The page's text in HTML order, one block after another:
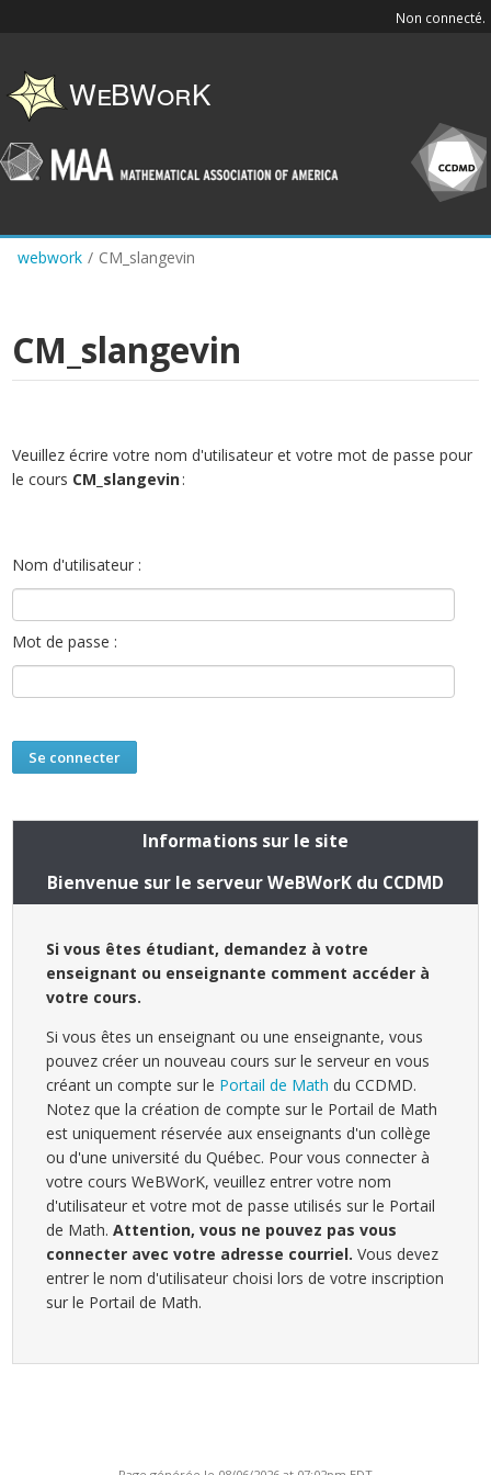
content
Non connecté.
webwork / CM_slangevin
CM_slangevin
Veuillez écrire votre nom d'utilisateur et votre mot de passe pour
le cours CM_slangevin:
Nom d'utilisateur :
Mot de passe :
Informations sur le site
Bienvenue sur le serveur WeBWorK du CCDMD
Si vous êtes étudiant, demandez à votre
enseignant ou enseignante comment accéder à
votre cours.
Si vous êtes un enseignant ou une enseignante, vous
pouvez créer un nouveau cours sur le serveur en vous
créant un compte sur le Portail de Math du CCDMD.
Notez que la création de compte sur le Portail de Math
est uniquement réservée aux enseignants d'un collège
ou d'une université du Québec. Pour vous connecter à
votre cours WeBWorK, veuillez entrer votre nom
d'utilisateur et votre mot de passe utilisés sur le Portail
de Math.Attention, vous ne pouvez pas vous
connecter avec votre adresse courriel. Vous devez
entrer le nom d'utilisateur choisi lors de votre inscription
sur le Portail de Math.